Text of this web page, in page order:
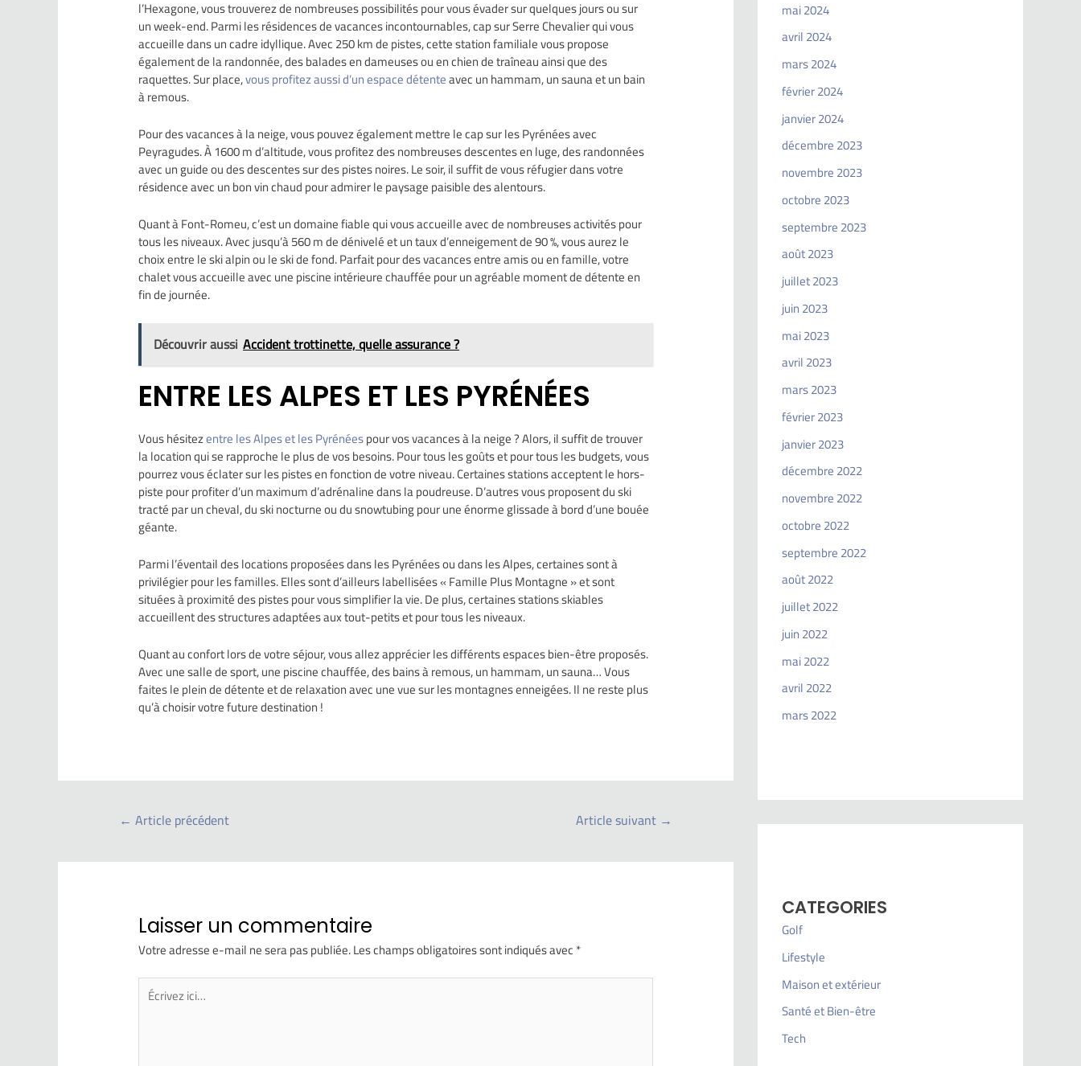
l’Hexagone, vous trouverez de nombreuses possibilités pour vous évader sur quelques jours ou sur
un week-end. Parmi les résidences de vacances incontournables, cap sur Serre Chevalier qui vous
accueille dans un cadre idyllique. Avec 250 km de pistes, cette station familiale vous propose
également de la randonnée, des balades en dameuses ou en chien de traîneau ainsi que des
raquettes. Sur place,vous profitez aussi d’un espace détenteavec un hammam, un sauna et un bain
à remous.
Pour des vacances à la neige, vous pouvez également mettre le cap sur les Pyrénées avec
Peyragudes. À 1600 m d’altitude, vous profitez des nombreuses descentes en luge, des randonnées
avec un guide ou des descentes sur des pistes noires. Le soir, il suffit de vous réfugier dans votre
résidence avec un bon vin chaud pour admirer le paysage paisible des alentours.
Quant à Font-Romeu, c’est un domaine fiable qui vous accueille avec de nombreuses activités pour
tous les niveaux. Avec jusqu’à 560 m de dénivelé et un taux d’enneigement de 90 %, vous aurez le
choix entre le ski alpin ou le ski de fond. Parfait pour des vacances entre amis ou en famille, votre
chalet vous accueille avec une piscine intérieure chauffée pour un agréable moment de détente en
fin de journée.
Découvrir aussi Accident trottinette, quelle assurance ?
ENTRE LES ALPES ET LES PYRÉNÉES
Vous hésitezentre les Alpes et les Pyrénéespour vos vacances à la neige ? Alors, il suffit de trouver
la location qui se rapproche le plus de vos besoins. Pour tous les goûts et pour tous les budgets, vous
pourrez vous éclater sur les pistes en fonction de votre niveau. Certaines stations acceptent le hors-
piste pour profiter d’un maximum d’adrénaline dans la poudreuse. D’autres vous proposent du ski
tracté par un cheval, du ski nocturne ou du snowtubing pour une énorme glissade à bord d’une bouée
géante.
Parmi l’éventail des locations proposées dans les Pyrénées ou dans les Alpes, certaines sont à
privilégier pour les familles. Elles sont d’ailleurs labellisées « Famille Plus Montagne » et sont
situées à proximité des pistes pour vous simplifier la vie. De plus, certaines stations skiables
accueillent des structures adaptées aux tout-petits et pour tous les niveaux.
Quant au confort lors de votre séjour, vous allez apprécier les différents espaces bien-être proposés.
Avec une salle de sport, une piscine chauffée, des bains à remous, un hammam, un sauna… Vous
faites le plein de détente et de relaxation avec une vue sur les montagnes enneigées. Il ne reste plus
qu’à choisir votre future destination !
← Article précédent Article suivant →
Laisser un commentaire
Votre adresse e-mail ne sera pas publiée.Les champs obligatoires sont indiqués avec*
mai 2024
avril 2024
mars 2024
février 2024
janvier 2024
décembre 2023
novembre 2023
octobre 2023
septembre 2023
août 2023
juillet 2023
juin 2023
mai 2023
avril 2023
mars 2023
février 2023
janvier 2023
décembre 2022
novembre 2022
octobre 2022
septembre 2022
août 2022
juillet 2022
juin 2022
mai 2022
avril 2022
mars 2022
CATEGORIES
Golf
Lifestyle
Maison et extérieur
Santé et Bien-être
Tech